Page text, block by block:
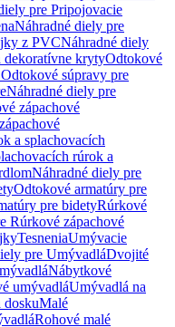
pre Pripojovacie
Náhradné diely pre
z PVCNáhradné diely
dekoratívne krytyOdtokové
súpravy pre
Náhradné diely pre
zápachové
a splachovacích
rúrok a
Náhradné diely pre
Odtokové armatúry pre
pre bidetyRúrkové
Rúrkové zápachové
TesneniaUmývacie
pre UmývadláDvojité
Nábytkové
umývadláUmývadlá na
doskuMalé
Rohové malé